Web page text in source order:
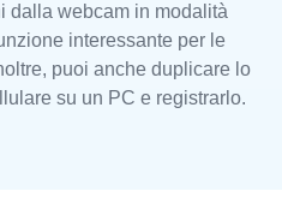
dalla webcam in modalità
interessante per le
puoi anche duplicare lo
su un PC e registrarlo.